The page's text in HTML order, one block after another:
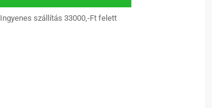
Ingyenes szállítás 33000,-Ft felett